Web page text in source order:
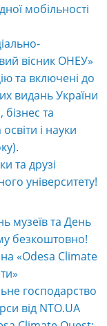
мобільності
вісник ОНЕУ»
та включені до
видань України
та
і науки
та друзі
університету!
музеїв та День
безкоштовно!
«Odesa Climate
господарство
від NTO.UA